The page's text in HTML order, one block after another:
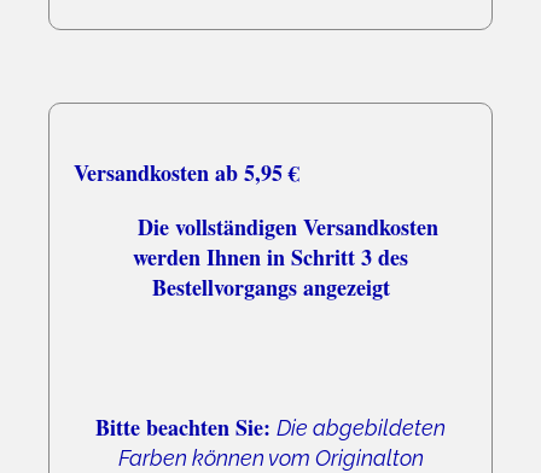
Versandkosten ab 5,95 €
Die vollständigen Versandkosten
werden Ihnen in Schritt 3 des
Bestellvorgangs angezeigt
Bitte beachten Sie: Die abgebildeten
Farben können vom Originalton